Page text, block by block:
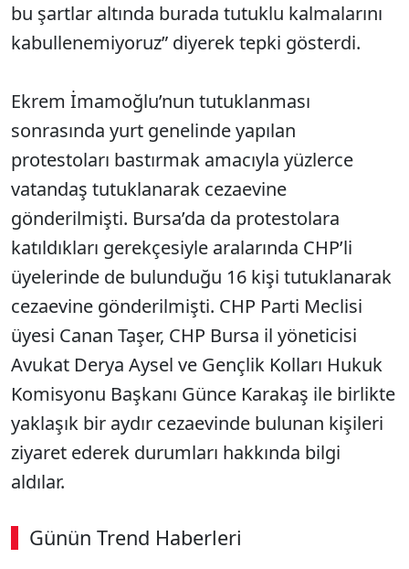
bu şartlar altında burada tutuklu kalmalarını
kabullenemiyoruz” diyerek tepki gösterdi.
Ekrem İmamoğlu’nun tutuklanması
sonrasında yurt genelinde yapılan
protestoları bastırmak amacıyla yüzlerce
vatandaş tutuklanarak cezaevine
gönderilmişti. Bursa’da da protestolara
katıldıkları gerekçesiyle aralarında CHP’li
üyelerinde de bulunduğu 16 kişi tutuklanarak
cezaevine gönderilmişti. CHP Parti Meclisi
üyesi Canan Taşer, CHP Bursa il yöneticisi
Avukat Derya Aysel ve Gençlik Kolları Hukuk
Komisyonu Başkanı Günce Karakaş ile birlikte
yaklaşık bir aydır cezaevinde bulunan kişileri
ziyaret ederek durumları hakkında bilgi
aldılar.
Günün Trend Haberleri